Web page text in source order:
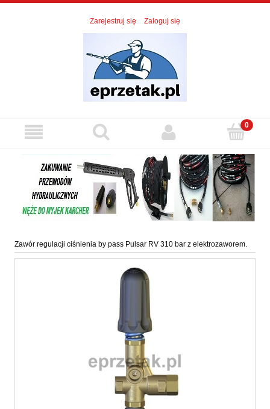
Zarejestruj się Zaloguj się
Zawór regulacji ciśnienia by pass Pulsar RV 310 bar z elektrozaworem.